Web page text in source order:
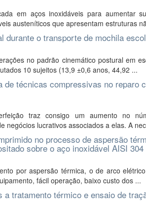
em aços inoxidáveis para aumentar
austeníticos que apresentam estruturas
durante o transporte de mochila
no padrão cinemático postural em
10 sujeitos (13,9 ±0,6 anos, 44,92 ...
técnicas compressivas no reparo
traz consigo um aumento no
lucrativos associados a elas. A
no processo de aspersão
sobre o aço inoxidável AISI 304
por aspersão térmica, o de arco
fácil operação, baixo custo dos ...
tratamento térmico e ensaio de